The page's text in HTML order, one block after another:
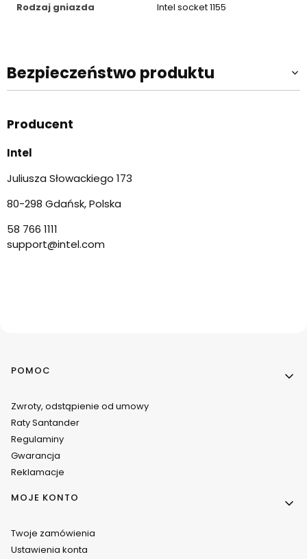
Rodzaj gniazda
Intel socket 1155
Bezpieczeństwo produktu
Producent
Intel
Juliusza Słowackiego 173
80-298 Gdańsk, Polska
58 766 1111
support@intel.com
Linki w stopce
POMOC
Zwroty, odstąpienie od umowy
Raty Santander
Regulaminy
Gwarancja
Reklamacje
MOJE KONTO
Twoje zamówienia
Ustawienia konta